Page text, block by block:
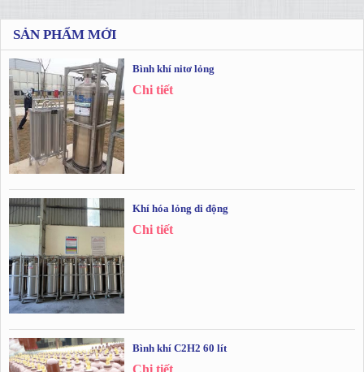
SẢN PHẨM MỚI
Bình khí nitơ lỏng
Chi tiết
Khí hóa lỏng di động
Chi tiết
Bình khí C2H2 60 lít